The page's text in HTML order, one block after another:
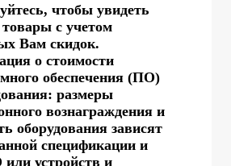
чтобы увидеть
с учетом
Вам скидок.
о стоимости
обеспечения (ПО)
размеры
вознаграждения и
оборудования зависят
спецификации и
устройств и